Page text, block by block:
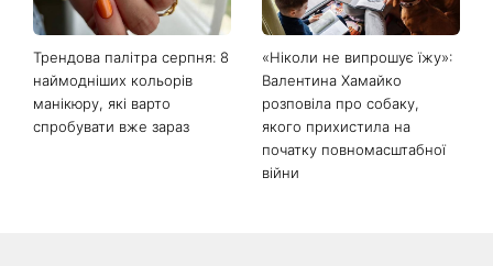
загиблих воїнів
шквал здогадок